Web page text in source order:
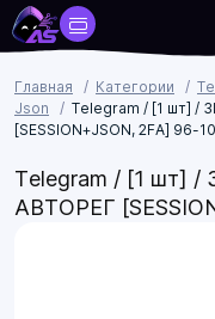
Главная Категории
Json
Telegram / [1 шт] /
[SESSION+JSON, 2FA] 96-
Telegram / [1 шт]
АВТОРЕГ